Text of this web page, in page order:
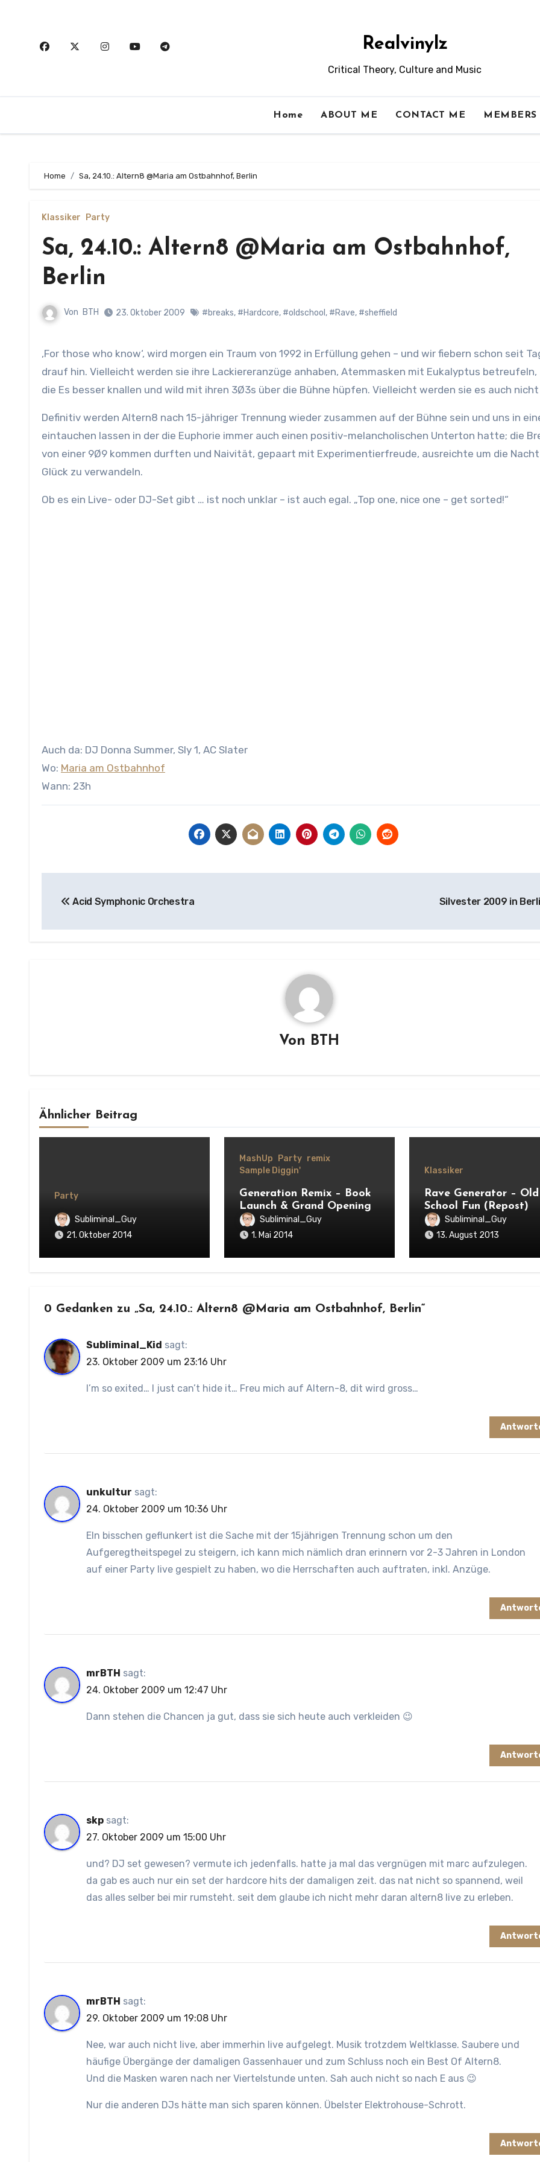
Realvinylz
Critical Theory, Culture and Music
Home ABOUT ME CONTACT ME MEMBERS
Home Sa, 24.10.: Altern8 @Maria am Ostbahnhof, Berlin
Klassiker Party
Sa, 24.10.: Altern8 @Maria am Ostbahnhof,
Berlin
Von BTH 23. Oktober 2009 #breaks, #Hardcore, #oldschool , #Rave, #sheffield
‚For those who know‘, wird morgen ein Traum von 1992 in Erfüllung gehen – und wir fiebern schon seit Tagen
drauf hin. Vielleicht werden sie ihre Lackiereranzüge anhaben, Atemmasken mit Eukalyptus
die Es besser knallen und wild mit ihren 3Ø3s über die Bühne hüpfen. Vielleicht werden sie es auch
Definitiv werden Altern8 nach 15-jähriger Trennung wieder zusammen auf der Bühne sein und uns in
eintauchen lassen in der die Euphorie immer auch einen positiv-melancholischen Unterton hatte; die
von einer 9Ø9 kommen durften und Naivität, gepaart mit Experimentierfreude, ausreichte um die
Glück zu verwandeln.
Ob es ein Live- oder DJ-Set gibt … ist noch unklar – ist auch egal. „Top one, nice one – get sorted!“
Auch da: DJ Donna Summer, Sly 1, AC Slater
Wo: Maria am Ostbahnhof
Wann: 23h
Acid Symphonic Orchestra Silvester 2009 in
Von BTH
Ähnlicher Beitrag
Party
Subliminal_Guy
21. Oktober 2014
MashUp Party remix
Sample Diggin'
Generation Remix – Book
Launch & Grand Opening
Subliminal_Guy
1. Mai 2014
Klassiker
Rave Generator – Old
School Fun (Repost)
Subliminal_Guy
13. August 2013
0 Gedanken zu „Sa, 24.10.: Altern8 @Maria am Ostbahnhof, Berlin“
Subliminal_Kid sagt:
23. Oktober 2009 um 23:16 Uhr
I’m so exited… I just can’t hide it… Freu mich auf Altern-8, dit wird gross…
unkultur sagt:
24. Oktober 2009 um 10:36 Uhr
EIn bisschen geflunkert ist die Sache mit der 15jährigen Trennung schon um den
Aufgeregtheitspegel zu steigern, ich kann mich nämlich dran erinnern vor 2-3 Jahren in London
auf einer Party live gespielt zu haben, wo die Herrschaften auch auftraten, inkl. Anzüge.
mrBTH sagt:
24. Oktober 2009 um 12:47 Uhr
Dann stehen die Chancen ja gut, dass sie sich heute auch verkleiden 😉
skp sagt:
27. Oktober 2009 um 15:00 Uhr
und? DJ set gewesen? vermute ich jedenfalls. hatte ja mal das vergnügen mit marc aufzulegen.
da gab es auch nur ein set der hardcore hits der damaligen zeit. das nat nicht so spannend, weil
das alles selber bei mir rumsteht. seit dem glaube ich nicht mehr daran altern8 live zu erleben.
mrBTH sagt:
29. Oktober 2009 um 19:08 Uhr
Nee, war auch nicht live, aber immerhin live aufgelegt. Musik trotzdem Weltklasse. Saubere und
häufige Übergänge der damaligen Gassenhauer und zum Schluss noch ein Best Of Altern8.
Und die Masken waren nach ner Viertelstunde unten. Sah auch nicht so nach E aus 😉
Nur die anderen DJs hätte man sich sparen können. Übelster Elektrohouse-Schrott.